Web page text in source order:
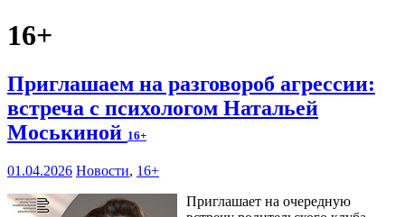
16+
Приглашаем на разговороб агрессии:
встреча с психологом Натальей
Моськиной 16+
01.04.2026 Новости, 16+
Приглашает на очередную